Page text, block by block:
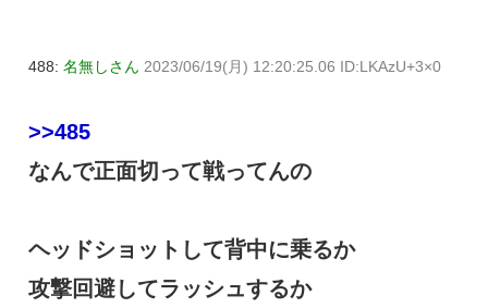
488: 名無しさん 2023/06/19(月) 12:20:25.06 ID:LKAzU+3×0
>>485
なんで正面切って戦ってんの
ヘッドショットして背中に乗るか
攻撃回避してラッシュするか